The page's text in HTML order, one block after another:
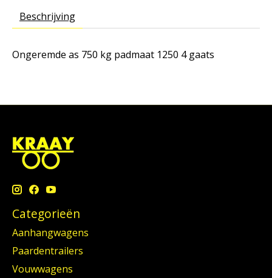
Beschrijving
Ongeremde as 750 kg padmaat 1250 4 gaats
Categorieën
Aanhangwagens
Paardentrailers
Vouwwagens